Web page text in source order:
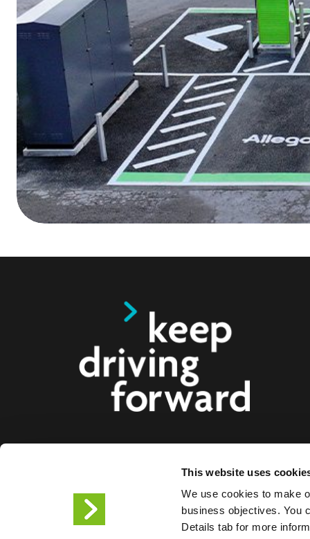
This website uses
We use cookies to make
business objectives. You
Details tab for more
motocicletas, autobuses y camiones para
ciudades. Nuestras soluciones de carga
empresas y ciudades el suministro de la
los conductores de VE , mientras que la